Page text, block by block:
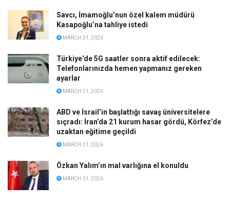
Savcı, İmamoğlu’nun özel kalem müdürü
Kasapoğlu’na tahliye istedi
MARCH 31, 2026
Türkiye’de 5G saatler sonra aktif edilecek:
Telefonlarınızda hemen yapmanız gereken
ayarlar
MARCH 31, 2026
ABD ve İsrail’in başlattığı savaş üniversitelere
sıçradı: İran’da 21 kurum hasar gördü, Körfez’de
uzaktan eğitime geçildi
MARCH 31, 2026
Özkan Yalım’ın mal varlığına el konuldu
MARCH 31, 2026